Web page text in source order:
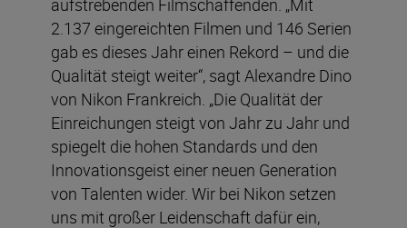
aufstrebenden Filmschaffenden. „Mit
2.137 eingereichten Filmen und 146 Serien
gab es dieses Jahr einen Rekord – und die
Qualität steigt weiter“, sagt Alexandre Dino
von Nikon Frankreich. „Die Qualität der
Einreichungen steigt von Jahr zu Jahr und
spiegelt die hohen Standards und den
Innovationsgeist einer neuen Generation
von Talenten wider. Wir bei Nikon setzen
uns mit großer Leidenschaft dafür ein,